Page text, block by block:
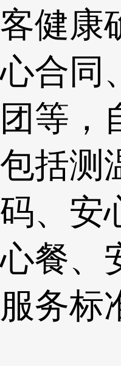
客健康
心合同
团等，
包括测
码、安
心餐、
服务标